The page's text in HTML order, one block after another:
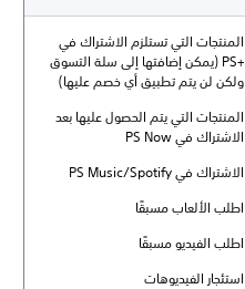
المنتجات التي تستلزم الاشتراك في
PS+‎ (يمكن إضافتها إلى سلة التسوق
ولكن لن يتم تطبيق أي خصم عليها)
المنتجات التي يتم الحصول عليها بعد
الاشتراك في PS Now
الاشتراك في PS Music/Spotify
اطلب الألعاب مسبقًا
اطلب الفيديو مسبقًا
استئجار الفيديوهات